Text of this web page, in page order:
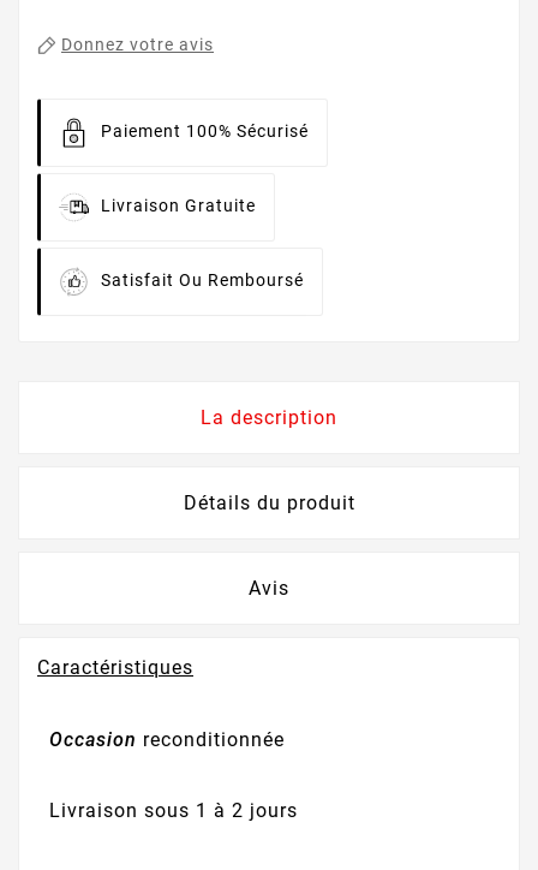
Donnez votre avis
Paiement 100% Sécurisé
Livraison Gratuite
Satisfait Ou Remboursé
La description
Détails du produit
Avis
Caractéristiques
Occasion reconditionnée
Livraison sous 1 à 2 jours